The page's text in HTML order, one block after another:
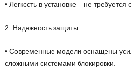
• Легкость в установке – не
2. Надежность защиты
• Современные модели оснащены
сложными системами блокировки.